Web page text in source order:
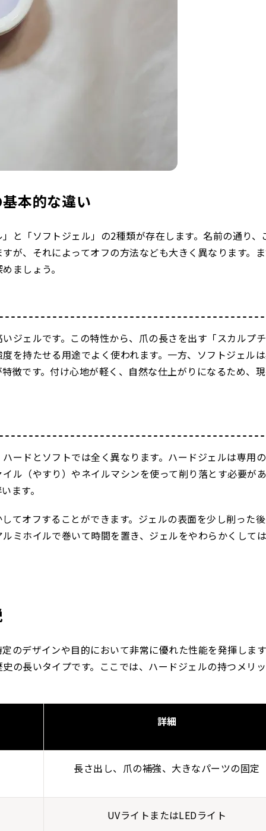
本的な違い
と「ソフトジェル」の2種類が存在します。名前の通り、
が、それによってオフの方法なども大きく異なります。
ましょう。
ジェルです。この特性から、爪の長さを出す「スカルプ
を持たせる用途でよく使われます。一方、ソフトジェル
徴です。付け心地が軽く、自然な仕上がりになるため、
ードとソフトでは全く異なります。ハードジェルは専用
ル（やすり）やネイルマシンを使って削り落とす必要が
ます。
てオフすることができます。ジェルの表面を少し削った
ミホイルで巻いて時間を置き、ジェルをやわらかくして
のデザインや目的において非常に優れた性能を発揮しま
の長いタイプです。ここでは、ハードジェルの持つメリ
詳細
長さ出し、爪の補強、大きなパーツの固定
UVライトまたはLEDライト